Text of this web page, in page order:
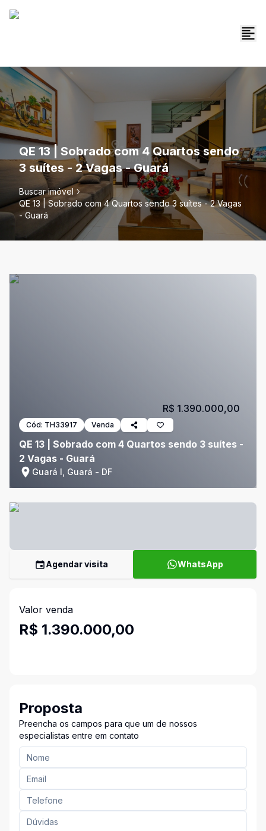
QE 13 | Sobrado com 4 Quartos sendo
3 suítes - 2 Vagas - Guará
Buscar imóvel
QE 13 | Sobrado com 4 Quartos sendo 3 suítes - 2 Vagas
- Guará
Cód: TH33917 Venda
QE 13 | Sobrado com 4 Quartos sendo 3 suítes -
2 Vagas - Guará
Guará I, Guará - DF
R$ 1.390.000,00
Agendar visita WhatsApp
Valor venda
R$ 1.390.000,00
Proposta
Preencha os campos para que um de nossos
especialistas entre em contato